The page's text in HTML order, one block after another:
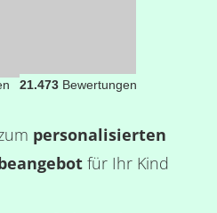
21.473Bewertungen
personalisierten
für Ihr Kind